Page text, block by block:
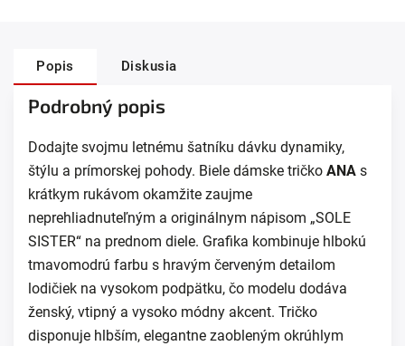
Popis Diskusia
Podrobný popis
Dodajte svojmu letnému šatníku dávku dynamiky,
štýlu a prímorskej pohody. Biele dámske tričko ANA s
krátkym rukávom okamžite zaujme
neprehliadnuteľným a originálnym nápisom „SOLE
SISTER“ na prednom diele. Grafika kombinuje hlbokú
tmavomodrú farbu s hravým červeným detailom
lodičiek na vysokom podpätku, čo modelu dodáva
ženský, vtipný a vysoko módny akcent. Tričko
disponuje hlbším, elegantne zaobleným okrúhlym